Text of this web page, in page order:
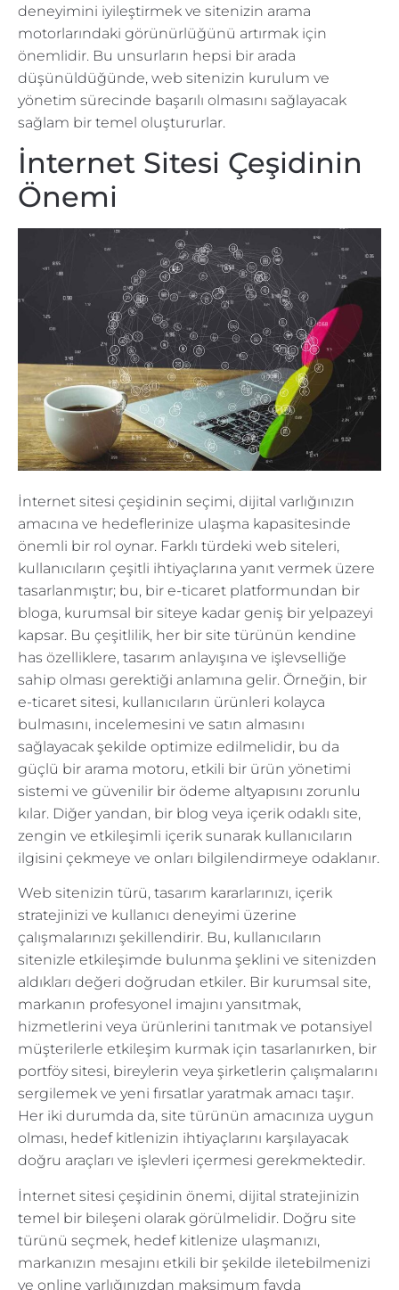
deneyimini iyileştirmek ve sitenizin arama
motorlarındaki görünürlüğünü artırmak için
önemlidir. Bu unsurların hepsi bir arada
düşünüldüğünde, web sitenizin kurulum ve
yönetim sürecinde başarılı olmasını sağlayacak
sağlam bir temel oluştururlar.
İnternet Sitesi Çeşidinin
Önemi
İnternet sitesi çeşidinin seçimi, dijital varlığınızın
amacına ve hedeflerinize ulaşma kapasitesinde
önemli bir rol oynar. Farklı türdeki web siteleri,
kullanıcıların çeşitli ihtiyaçlarına yanıt vermek üzere
tasarlanmıştır; bu, bir e-ticaret platformundan bir
bloga, kurumsal bir siteye kadar geniş bir yelpazeyi
kapsar. Bu çeşitlilik, her bir site türünün kendine
has özelliklere, tasarım anlayışına ve işlevselliğe
sahip olması gerektiği anlamına gelir. Örneğin, bir
e-ticaret sitesi, kullanıcıların ürünleri kolayca
bulmasını, incelemesini ve satın almasını
sağlayacak şekilde optimize edilmelidir, bu da
güçlü bir arama motoru, etkili bir ürün yönetimi
sistemi ve güvenilir bir ödeme altyapısını zorunlu
kılar. Diğer yandan, bir blog veya içerik odaklı site,
zengin ve etkileşimli içerik sunarak kullanıcıların
ilgisini çekmeye ve onları bilgilendirmeye odaklanır.
Web sitenizin türü, tasarım kararlarınızı, içerik
stratejinizi ve kullanıcı deneyimi üzerine
çalışmalarınızı şekillendirir. Bu, kullanıcıların
sitenizle etkileşimde bulunma şeklini ve sitenizden
aldıkları değeri doğrudan etkiler. Bir kurumsal site,
markanın profesyonel imajını yansıtmak,
hizmetlerini veya ürünlerini tanıtmak ve potansiyel
müşterilerle etkileşim kurmak için tasarlanırken, bir
portföy sitesi, bireylerin veya şirketlerin çalışmalarını
sergilemek ve yeni fırsatlar yaratmak amacı taşır.
Her iki durumda da, site türünün amacınıza uygun
olması, hedef kitlenizin ihtiyaçlarını karşılayacak
doğru araçları ve işlevleri içermesi gerekmektedir.
İnternet sitesi çeşidinin önemi, dijital stratejinizin
temel bir bileşeni olarak görülmelidir. Doğru site
türünü seçmek, hedef kitlenize ulaşmanızı,
markanızın mesajını etkili bir şekilde iletebilmenizi
ve online varlığınızdan maksimum fayda